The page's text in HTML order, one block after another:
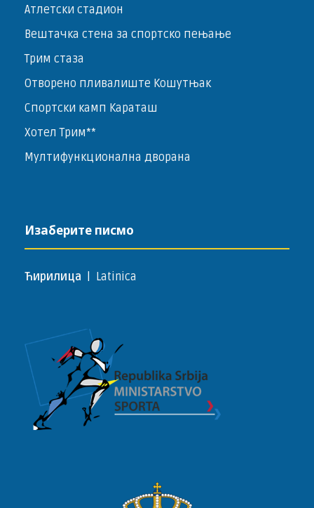
Атлетски стадион
Вештачка стена за спортско пењање
Трим стаза
Отворено пливалиште Кошутњак
Спортски камп Караташ
Хотел Трим**
Мултифункционална дворана
Изаберите писмо
Ћирилица Latinica